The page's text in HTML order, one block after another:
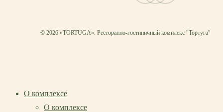
© 2026 «TORTUGA». Ресторанно-гостиничный комплекс "Тортуга"
О комплексе
О комплексе